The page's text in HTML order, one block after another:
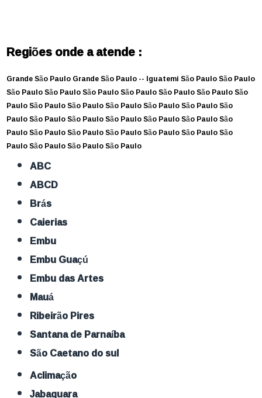
Regiões onde a atende :
Grande São PauloGrande São Paulo -- IguatemiSão PauloSão Paulo
São PauloSão PauloSão PauloSão PauloSão PauloSão PauloSão
PauloSão PauloSão PauloSão PauloSão PauloSão PauloSão
PauloSão PauloSão PauloSão PauloSão PauloSão PauloSão
PauloSão PauloSão PauloSão PauloSão PauloSão PauloSão
PauloSão PauloSão PauloSão Paulo
ABC
ABCD
Brás
Caierias
Embu
Embu Guaçú
Embu das Artes
Mauá
Ribeirão Pires
Santana de Parnaíba
São Caetano do sul
Aclimação
Jabaquara